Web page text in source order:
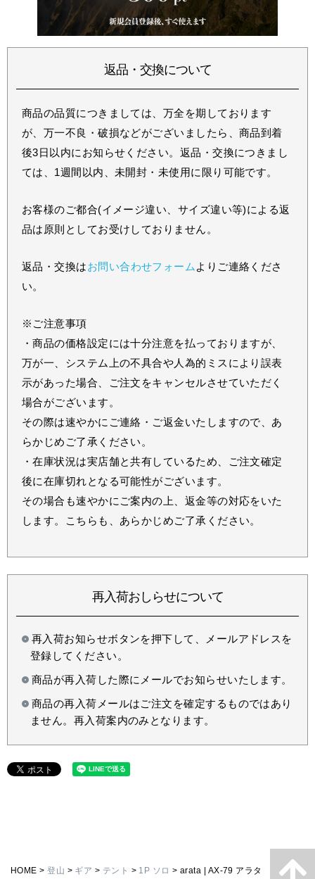
返品・交換について
商品の品質につきましては、万全を期しております
が、万一不良・破損などがございましたら、商品到着
後3日以内にお知らせください。返品・交換につきまし
ては、1週間以内、未開封・未使用に限り可能です。
お客様のご都合(イメージ違い、サイズ違い等)による返
品は原則としてお受けしておりません。
返品・交換はお問い合わせフォーム よりご連絡くださ
い。
※ご注意事項
・商品の価格設定には十分注意を払っておりますが、
万が一、システム上の不具合や人為的ミスにより誤表
示があった場合、ご注文をキャンセルさせていただく
場合がございます。
その際は速やかにご連絡・ご返金いたしますので、あ
らかじめご了承ください。
・在庫状況は実店舗と共有しているため、ご注文確定
後に在庫切れとなる可能性がございます。
その場合も速やかにご案内の上、返金等の対応をいた
します。こちらも、あらかじめご了承ください。
再入荷おしらせについて
再入荷お知らせボタンを押下して、メールアドレスを
登録してください。
商品が再入荷した際にメールでお知らせいたします。
商品の再入荷メールはご注文を確定するものではあり
ません。再入荷案内のみとなります。
HOME 登山 ギア テント 1P ソロ arata | AX-79 アラタ